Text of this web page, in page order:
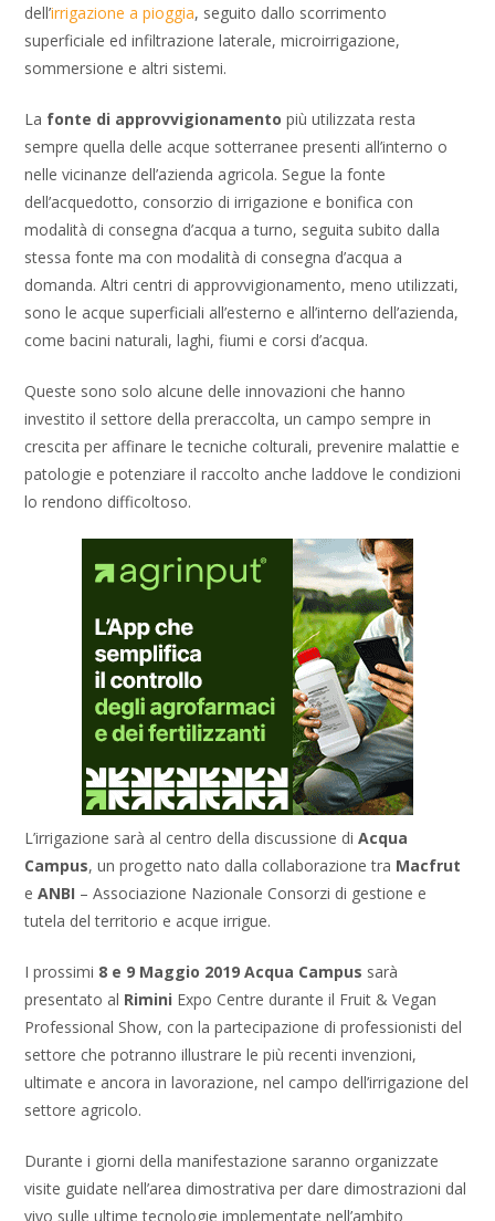
dell’irrigazione a pioggia, seguito dallo scorrimento
superficiale ed infiltrazione laterale, microirrigazione,
sommersione e altri sistemi.
La fonte di approvvigionamento più utilizzata resta
sempre quella delle acque sotterranee presenti all’interno o
nelle vicinanze dell’azienda agricola. Segue la fonte
dell’acquedotto, consorzio di irrigazione e bonifica con
modalità di consegna d’acqua a turno, seguita subito dalla
stessa fonte ma con modalità di consegna d’acqua a
domanda. Altri centri di approvvigionamento, meno utilizzati,
sono le acque superficiali all’esterno e all’interno dell’azienda,
come bacini naturali, laghi, fiumi e corsi d’acqua.
Queste sono solo alcune delle innovazioni che hanno
investito il settore della preraccolta, un campo sempre in
crescita per affinare le tecniche colturali, prevenire malattie e
patologie e potenziare il raccolto anche laddove le condizioni
lo rendono difficoltoso.
L’irrigazione sarà al centro della discussione diAcqua
Campus, un progetto nato dalla collaborazione tra Macfrut
eANBI – Associazione Nazionale Consorzi di gestione e
tutela del territorio e acque irrigue.
I prossimi 8 e 9 Maggio 2019 Acqua Campus sarà
presentato al Rimini Expo Centre durante il Fruit & Vegan
Professional Show, con la partecipazione di professionisti del
settore che potranno illustrare le più recenti invenzioni,
ultimate e ancora in lavorazione, nel campo dell’irrigazione del
settore agricolo.
Durante i giorni della manifestazione saranno organizzate
visite guidate nell’area dimostrativa per dare dimostrazioni dal
vivo sulle ultime tecnologie implementate nell’ambito